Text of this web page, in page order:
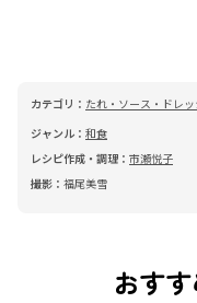
カテゴリ： たれ・ソース・ドレ
ジャンル： 和食
レシピ作成・調理： 市瀬悦子
撮影： 福尾美雪
おす